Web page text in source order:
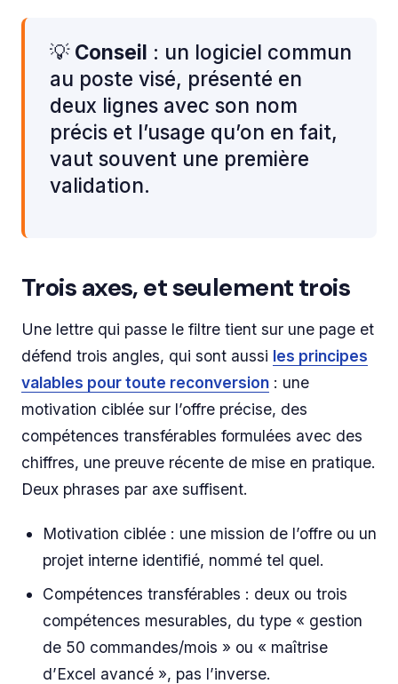
💡 Conseil : un logiciel commun
au poste visé, présenté en
deux lignes avec son nom
précis et l’usage qu’on en fait,
vaut souvent une première
validation.
Trois axes, et seulement trois
Une lettre qui passe le filtre tient sur une page et
défend trois angles, qui sont aussi les principes
valables pour toute reconversion : une
motivation ciblée sur l’offre précise, des
compétences transférables formulées avec des
chiffres, une preuve récente de mise en pratique.
Deux phrases par axe suffisent.
Motivation ciblée : une mission de l’offre ou un
projet interne identifié, nommé tel quel.
Compétences transférables : deux ou trois
compétences mesurables, du type « gestion
de 50 commandes/mois » ou « maîtrise
d’Excel avancé », pas l’inverse.